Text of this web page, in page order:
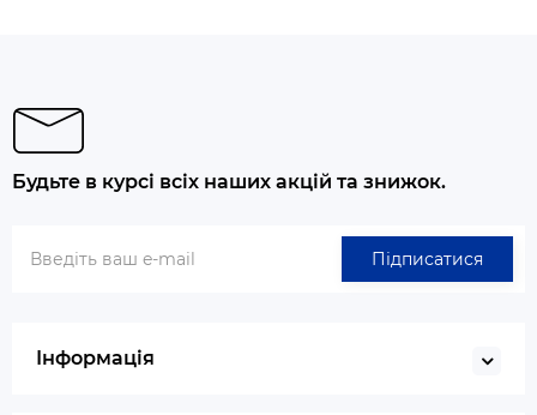
Будьте в курсі всіх наших акцій та знижок.
Підписатися
Інформація